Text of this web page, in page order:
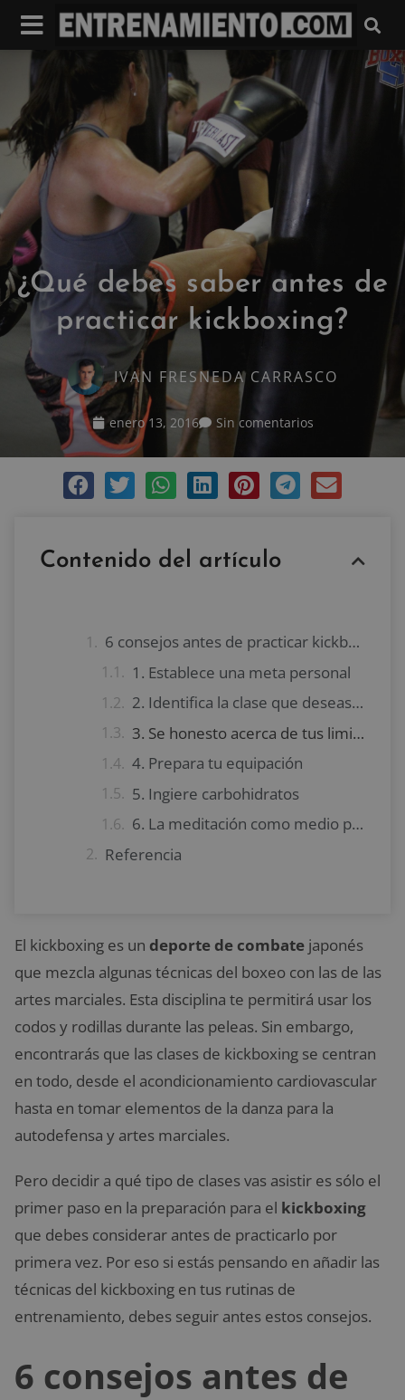
¿Qué debes saber antes de
practicar kickboxing?
IVAN FRESNEDA CARRASCO
enero 13, 2016 Sin comentarios
Contenido del artículo
6 consejos antes de practicar kickboxing
1. Establece una meta personal
2. Identifica la clase que deseas y busca tu instructor cualificado
3. Se honesto acerca de tus limitaciones
4. Prepara tu equipación
5. Ingiere carbohidratos
6. La meditación como medio para enfocarte antes de entrenar
Referencia
El kickboxing es un deporte de combate japonés
que mezcla algunas técnicas del boxeo con las de las
artes marciales. Esta disciplina te permitirá usar los
codos y rodillas durante las peleas. Sin embargo,
encontrarás que las clases de kickboxing se centran
en todo, desde el acondicionamiento cardiovascular
hasta en tomar elementos de la danza para la
autodefensa y artes marciales.
Pero decidir a qué tipo de clases vas asistir es sólo el
primer paso en la preparación para el kickboxing
que debes considerar antes de practicarlo por
primera vez. Por eso si estás pensando en añadir las
técnicas del kickboxing en tus rutinas de
entrenamiento, debes seguir antes estos consejos.
6 consejos antes de